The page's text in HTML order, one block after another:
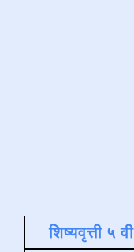
शिष्यवृत्ती ५ वी